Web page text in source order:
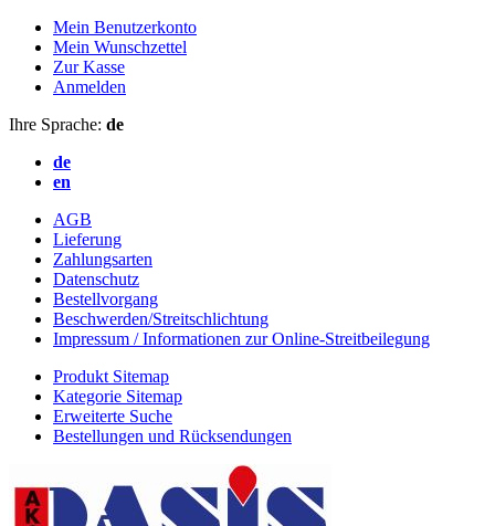
Mein Benutzerkonto
Mein Wunschzettel
Zur Kasse
Anmelden
Ihre Sprache: de
de
en
AGB
Lieferung
Zahlungsarten
Datenschutz
Bestellvorgang
Beschwerden/Streitschlichtung
Impressum / Informationen zur Online-Streitbeilegung
Produkt Sitemap
Kategorie Sitemap
Erweiterte Suche
Bestellungen und Rücksendungen